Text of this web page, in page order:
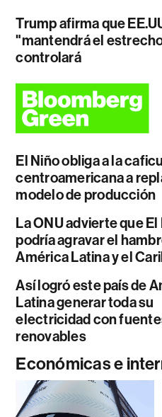
Trump afirma que
"mantendrá el
controlará
El Niño obliga a la
centroamericana a
modelo de producción
La ONU advierte que El
podría agravar el
América Latina y el
Así logró este país de
Latina generar toda su
electricidad con
renovables
Económicas e